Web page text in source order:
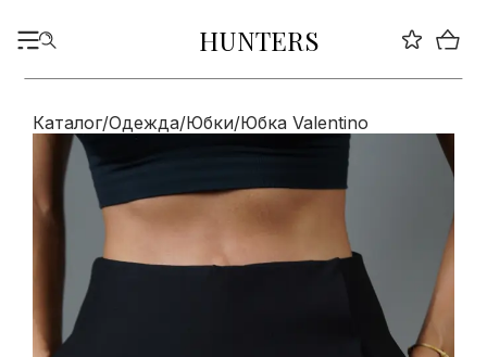
HUNTERS
Каталог/Одежда/Юбки/Юбка Valentino